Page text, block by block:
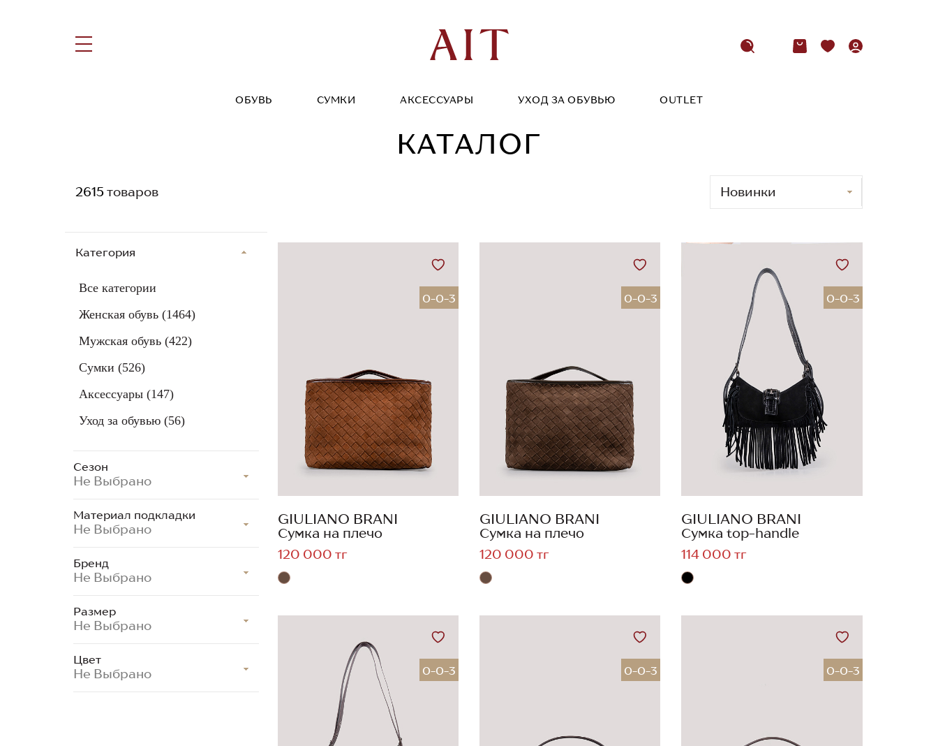
ОБУВЬ СУМКИ АКСЕССУАРЫ УХОД ЗА ОБУВЬЮ OUTLET
КАТАЛОГ
Категория
Все категории
Женская обувь (1464)
Мужская обувь (422)
Сумки (526)
Аксессуары (147)
Уход за обувью (56)
Сезон
Не Выбрано
Материал подкладки
Не Выбрано
Бренд
Не Выбрано
Размер
Не Выбрано
Цвет
Не Выбрано
0-0-3
GIULIANO BRANI
Сумка на плечо
120 000 тг
0-0-3
GIULIANO BRANI
Сумка на плечо
120 000 тг
0-0-3
GIULIANO BRANI
Сумка top-handle
114 000 тг
0-0-3 0-0-3 0-0-3
2615товаров